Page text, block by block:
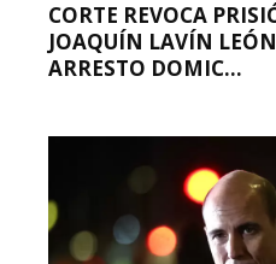
CORTE REVOCA
JOAQUÍN LAVÍN
ARRESTO DOMIC...